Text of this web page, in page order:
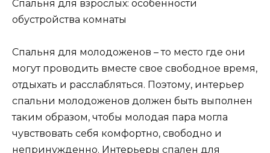
Спальня для взрослых: особенности
обустройства комнаты
Спальня для молодоженов – то место где они
могут проводить вместе свое свободное время,
отдыхать и расслабляться. Поэтому, интерьер
спальни молодоженов должен быть выполнен
таким образом, чтобы молодая пара могла
чувствовать себя комфортно, свободно и
непринужденно. Интерьеры спален для